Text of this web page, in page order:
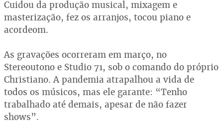
Cuidou da produção musical, mixagem e
masterização, fez os arranjos, tocou piano e
acordeom.
As gravações ocorreram em março, no
Stereoutono e Studio 71, sob o comando do próprio
Christiano. A pandemia atrapalhou a vida de
todos os músicos, mas ele garante: “Tenho
trabalhado até demais, apesar de não fazer
shows”.